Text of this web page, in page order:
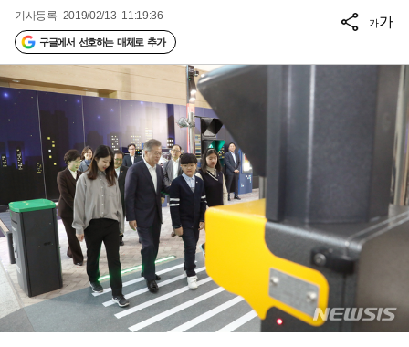
기사등록 2019/02/13 11:19:36
구글에서 선호하는 매체로 추가
가가